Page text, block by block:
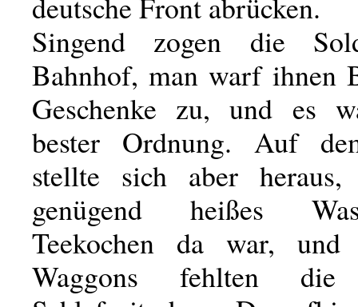
Singend zogen die
Bahnhof, man warf ihnen
Geschenke zu, und es
bester Ordnung. Auf
stellte sich aber
genügend heißes
Teekochen da war,
Waggons fehlten die